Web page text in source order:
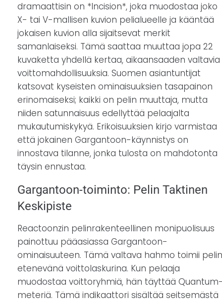
dramaattisin on *Incision*, joka muodostaa joko
X- tai V-mallisen kuvion pelialueelle ja kääntää
jokaisen kuvion alla sijaitsevat merkit
samanlaiseksi. Tämä saattaa muuttaa jopa 22
kuvaketta yhdellä kertaa, aikaansaaden valtavia
voittomahdollisuuksia. Suomen asiantuntijat
katsovat kyseisten ominaisuuksien tasapainon
erinomaiseksi; kaikki on pelin muuttaja, mutta
niiden satunnaisuus edellyttää pelaajalta
mukautumiskykyä. Erikoisuuksien kirjo varmistaa
että jokainen Gargantoon-käynnistys on
innostava tilanne, jonka tulosta on mahdotonta
täysin ennustaa.
Gargantoon-toiminto: Pelin Taktinen
Keskipiste
Reactoonzin pelinrakenteellinen monipuolisuus
painottuu pääasiassa Gargantoon-
ominaisuuteen. Tämä valtava hahmo toimii pelin
etenevänä voittolaskurina. Kun pelaaja
muodostaa voittoryhmiä, hän täyttää
meteriä. Tämä indikaattori sisältää seitsemästä